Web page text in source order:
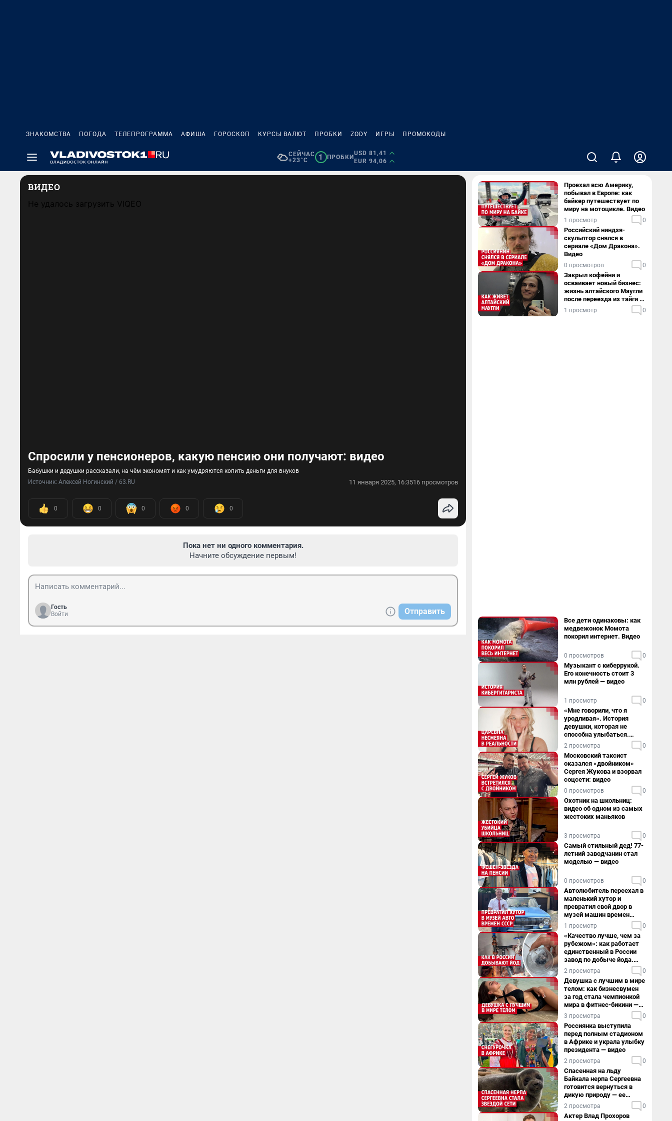
ЗНАКОМСТВА ПОГОДА ТЕЛЕПРОГРАММА АФИША ГОРОСКОП КУРСЫ ВАЛЮТ ПРОБКИ ZODY ИГРЫ ПРОМОКОДЫ
СЕЙЧАС
+23°C
1 ПРОБКИ
USD 81,41
EUR 94,06
ВИДЕО
Не удалось загрузить VIQEO
Спросили у пенсионеров, какую пенсию они получают: видео
Бабушки и дедушки рассказали, на чём экономят и как умудряются копить деньги для внуков
Источник: Алексей Ногинский / 63.RU 11 января 2025, 16:3516 просмотров
0 0 0 0 0
Пока нет ни одного комментария.
Начните обсуждение первым!
Гость
Войти
Отправить
Проехал всю Америку,
побывал в Европе: как
байкер путешествует по
миру на мотоцикле. Видео
1 просмотр 0
Российский ниндзя-
скульптор снялся в
сериале «Дом Дракона».
Видео
0 просмотров 0
Закрыл кофейни и
осваивает новый бизнес:
жизнь алтайского Маугли
после переезда из тайги в
столицу
1 просмотр 0
Все дети одинаковы: как
медвежонок Момота
покорил интернет. Видео
0 просмотров 0
Музыкант с киберрукой.
Его конечность стоит 3
млн рублей — видео
1 просмотр 0
«Мне говорили, что я
уродливая». История
девушки, которая не
способна улыбаться.
Видео
2 просмотра 0
Московский таксист
оказался «двойником»
Сергея Жукова и взорвал
соцсети: видео
0 просмотров 0
Охотник на школьниц:
видео об одном из самых
жестоких маньяков
3 просмотра 0
Самый стильный дед! 77-
летний заводчанин стал
моделью — видео
0 просмотров 0
Автолюбитель переехал в
маленький хутор и
превратил свой двор в
музей машин времен
СССР. Видео
1 просмотр 0
«Качество лучше, чем за
рубежом»: как работает
единственный в России
завод по добыче йода.
Видео
2 просмотра 0
Девушка с лучшим в мире
телом: как бизнесвумен
за год стала чемпионкой
мира в фитнес-бикини —
видео
3 просмотра 0
Россиянка выступила
перед полным стадионом
в Африке и украла улыбку
президента — видео
2 просмотра 0
Спасенная на льду
Байкала нерпа Сергеевна
готовится вернуться в
дикую природу — ее
видеоистория
2 просмотра 0
Актер Влад Прохоров